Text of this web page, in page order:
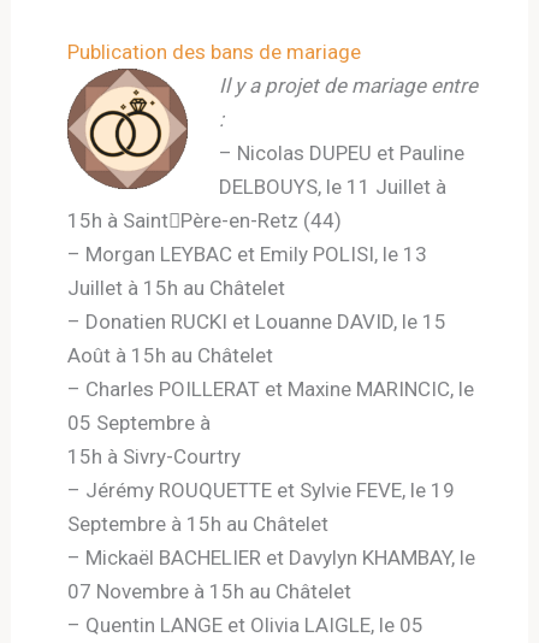
Publication des bans de mariage
Il y a projet de mariage entre
:
– Nicolas DUPEU et Pauline
DELBOUYS, le 11 Juillet à
15h à Saint￾Père-en-Retz (44)
– Morgan LEYBAC et Emily POLISI, le 13
Juillet à 15h au Châtelet
– Donatien RUCKI et Louanne DAVID, le 15
Août à 15h au Châtelet
– Charles POILLERAT et Maxine MARINCIC, le
05 Septembre à
15h à Sivry-Courtry
– Jérémy ROUQUETTE et Sylvie FEVE, le 19
Septembre à 15h au Châtelet
– Mickaël BACHELIER et Davylyn KHAMBAY, le
07 Novembre à 15h au Châtelet
– Quentin LANGE et Olivia LAIGLE, le 05